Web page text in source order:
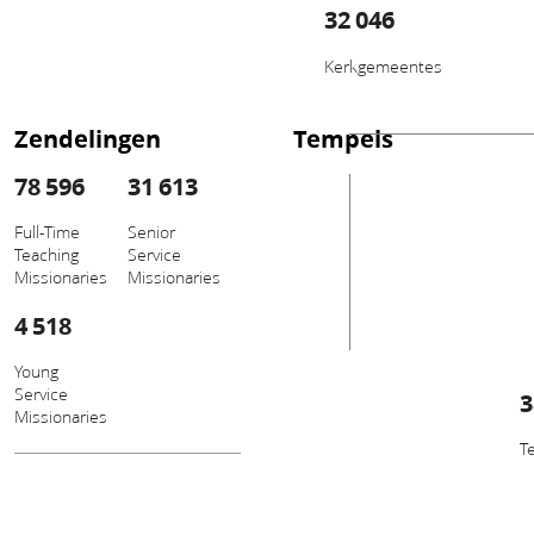
32 046
Kerkgemeentes
Zendelingen
78 596
Full-Time
Teaching
Missionaries
31 613
Senior
Service
Missionaries
4 518
Young
Service
Missionaries
Tempels